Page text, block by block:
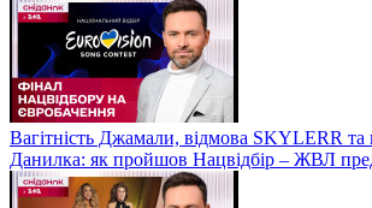
Вагітність Джамали, відмова SKYLERR
Данилка: як пройшов Нацвідбір – ЖВЛ